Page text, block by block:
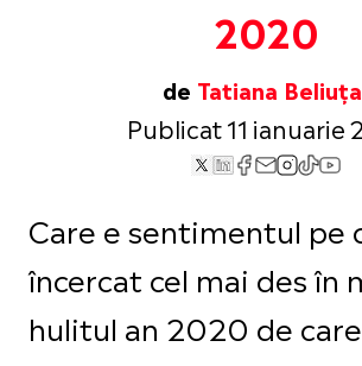
2020
de Tatiana Beliuța
Publicat 11 ianuarie
Care e sentimentul pe
încercat cel mai des în
hulitul an 2020 de